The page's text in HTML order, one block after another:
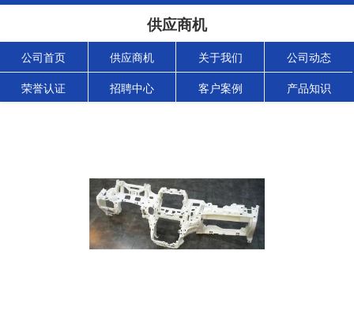
供应商机
公司首页 供应商机 关于我们 公司动态
荣誉认证 招聘中心 客户案例 产品知识